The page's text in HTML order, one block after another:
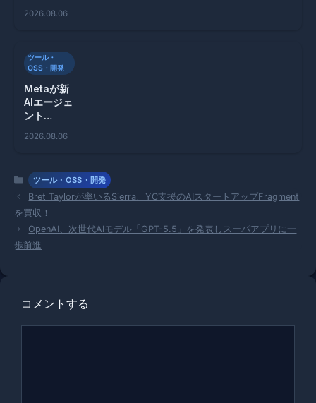
「Wallfac
2026.08.06
ツール・
OSS・開発
Metaが新
AIエージェ
ント
Code」を
グラミング
の未来を変
える
2026.08.06
カ
テ
ゴ
リ
ー
ツール・OSS・開発
Bret Taylorが率いるSierra、YC支援のAIスタートアップFragment
を買収！
OpenAI、次世代AIモデル「GPT-5.5」を発表しスーパアプリに一
歩前進
コメントする